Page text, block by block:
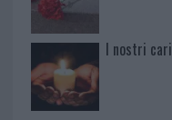
I nostri cari